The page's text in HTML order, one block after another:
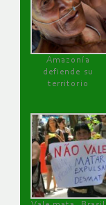
Amazonía
defiende su
territorio